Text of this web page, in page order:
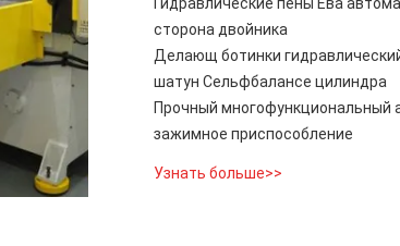
сторона двойника
Делающ ботинки
шатун Сельфбалансе цилиндра
Прочный многофункциональный
зажимное приспособление
Узнать больше>>